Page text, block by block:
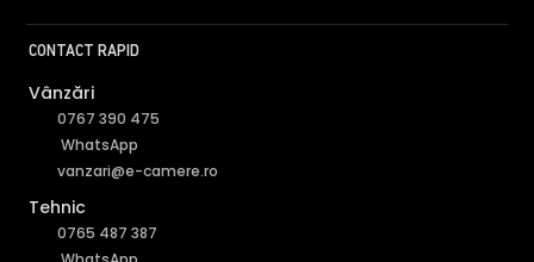
Caracteristica
Rezolutie
CONTACT RAPID
Vânzări
0767 390 475
WhatsApp
vanzari@e-camere.ro
Tehnic
0765 487 387